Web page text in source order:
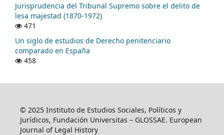
Jurisprudencia del Tribunal Supremo sobre el delito de
lesa majestad (1870-1972)
471
Un siglo de estudios de Derecho penitenciario
comparado en España
458
© 2025 Instituto de Estudios Sociales, Políticos y
Jurídicos, Fundación Universitas – GLOSSAE. European
Journal of Legal History